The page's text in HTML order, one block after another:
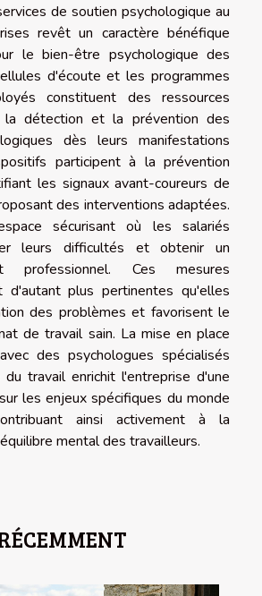
de soutien psychologique au
revêt un caractère bénéfique
le bien-être psychologique des
d'écoute et les programmes
constituent des ressources
la détection et la prévention des
dès leurs manifestations
participent à la prévention
les signaux avant-coureurs de
des interventions adaptées.
sécurisant où les salariés
leurs difficultés et obtenir un
professionnel. Ces mesures
d'autant plus pertinentes qu'elles
des problèmes et favorisent le
de travail sain. La mise en place
des psychologues spécialisés
travail enrichit l'entreprise d'une
les enjeux spécifiques du monde
ainsi activement à la
mental des travailleurs.